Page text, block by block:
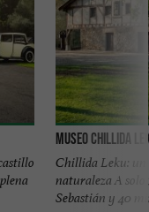
MUSEO Chillida
Chillida Leku: un
naturaleza A
Sebastián y 40